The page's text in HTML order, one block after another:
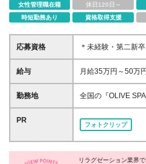
女性管理職在籍
休日120日～
時短勤務あり
資格取得支援
応募資格
＊未経験・第二新
いう方も歓迎 ＊学歴不問 ＜このような
ます＞ ＊働きなが
に喜んでもらうこ
を身に付けたい方
給与
月給35万円～50万
します。 ※入社後3
の研修期間中は月
試用期間中は全額
年4回実施！ ／ 入
勤務地
全国の『OLIVE
浜/名古屋/大阪/福
の上、双方納得の
オートロック）完
世田谷エリア！ └
抜群♪ ■東京 <港区> *PENT HOUSE西麻布店/西麻布
*PANTHEON白金
PR
フォトクリップ
リラグゼーション業界